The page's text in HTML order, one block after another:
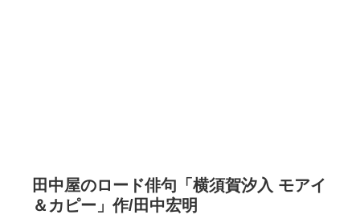
田中屋のロード俳句「横須賀汐入 モアイ
＆カピー」作/田中宏明